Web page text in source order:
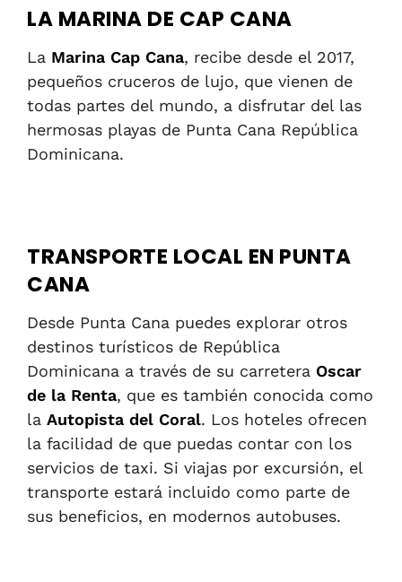
LA MARINA DE CAP CANA
La Marina Cap Cana, recibe desde el 2017,
pequeños cruceros de lujo, que vienen de
todas partes del mundo, a disfrutar del las
hermosas playas de Punta Cana República
Dominicana.
TRANSPORTE LOCAL EN PUNTA
CANA
Desde Punta Cana puedes explorar otros
destinos turísticos de República
Dominicana a través de su carretera Oscar
de la Renta, que es también conocida como
la Autopista del Coral. Los hoteles ofrecen
la facilidad de que puedas contar con los
servicios de taxi. Si viajas por excursión, el
transporte estará incluido como parte de
sus beneficios, en modernos autobuses.